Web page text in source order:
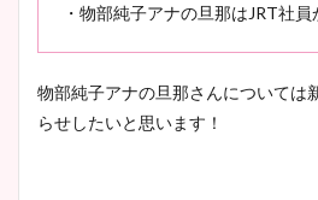
・物部純子アナの旦那はJRT社員
物部純子アナの旦那さんについては
らせしたいと思います！